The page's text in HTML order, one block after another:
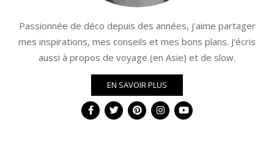
Passionnée de déco depuis des années, j'aime partager
mes inspirations, mes conseils et mes bons plans. J'écris
aussi à propos de voyage (en Asie) et de slow.
EN SAVOIR PLUS